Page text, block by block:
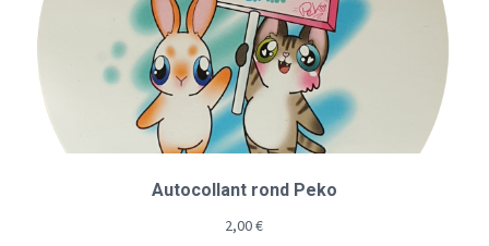
Autocollant rond Peko
2,00€